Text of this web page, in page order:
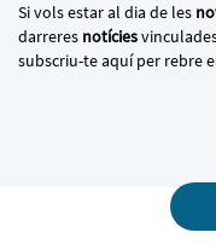
Si vols estar al dia de les
darreres notícies
subscriu-te aquí per rebre